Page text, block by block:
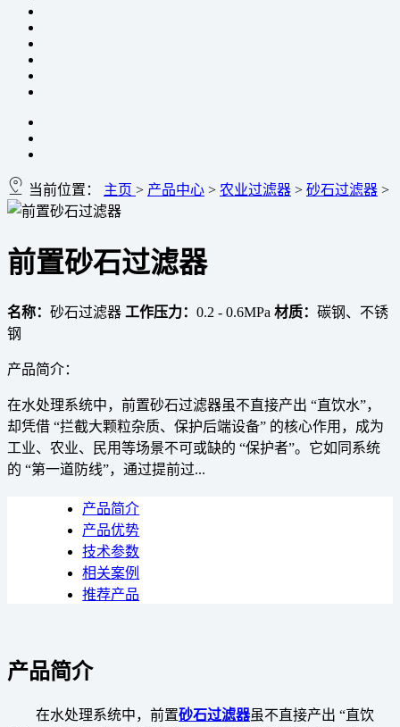
当前位置： 主页 > 产品中心 > 农业过滤器 > 砂石过滤器 >
前置砂石过滤器
名称： 砂石过滤器 工作压力： 0.2 - 0.6MPa 材质： 碳钢、不锈
钢
产品简介：
在水处理系统中，前置砂石过滤器虽不直接产出 “直饮水”，
却凭借 “拦截大颗粒杂质、保护后端设备” 的核心作用，成为
工业、农业、民用等场景不可或缺的 “保护者”。它如同系统
的 “第一道防线”，通过提前过...
产品简介
产品优势
技术参数
相关案例
推荐产品
产品简介
在水处理系统中，前置砂石过滤器虽不直接产出 “直饮